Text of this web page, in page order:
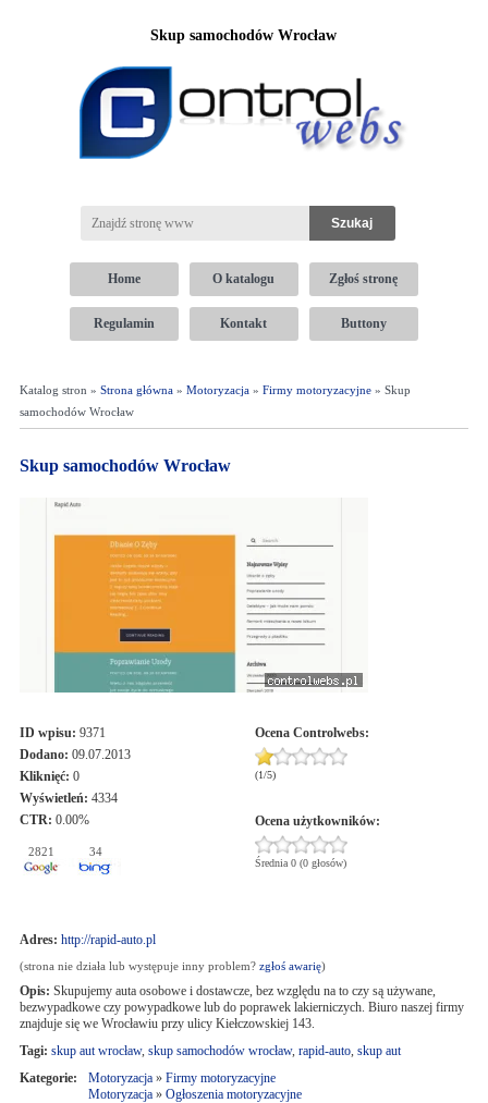
Skup samochodów Wrocław
Home O katalogu Zgłoś stronę
Regulamin Kontakt Buttony
Katalog stron » Strona główna» Motoryzacja» Firmy motoryzacyjne» Skup
samochodów Wrocław
Skup samochodów Wrocław
ID wpisu: 9371
Dodano: 09.07.2013
Kliknięć: 0
Wyświetleń: 4334
CTR: 0.00%
2821 34
Ocena Controlwebs:
(1/5)
Ocena użytkowników:
Średnia 0 (0 głosów)
Adres: http://rapid-auto.pl
(strona nie działa lub występuje inny problem? zgłoś awarię)
Opis: Skupujemy auta osobowe i dostawcze, bez względu na to czy są używane,
bezwypadkowe czy powypadkowe lub do poprawek lakierniczych. Biuro naszej firmy
znajduje się we Wrocławiu przy ulicy Kiełczowskiej 143.
Tagi: skup aut wrocław, skup samochodów wrocław, rapid-auto, skup aut
Kategorie:
Motoryzacja» Firmy motoryzacyjne
Motoryzacja» Ogłoszenia motoryzacyjne